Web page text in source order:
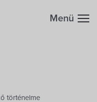
Menü
történelme